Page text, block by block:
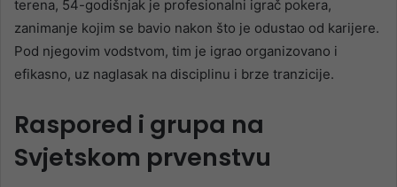
terena, 54-godišnjak je profesionalni igrač pokera,
zanimanje kojim se bavio nakon što je odustao od karijere.
Pod njegovim vodstvom, tim je igrao organizovano i
efikasno, uz naglasak na disciplinu i brze tranzicije.
Raspored i grupa na
Svjetskom prvenstvu